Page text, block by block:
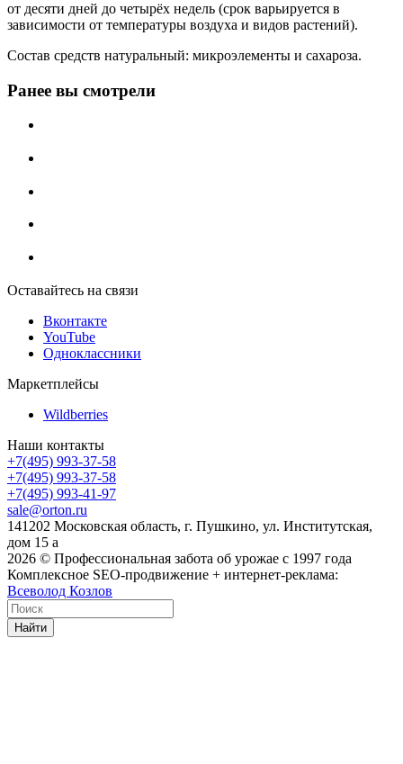
от десяти дней до четырёх недель (срок варьируется в
зависимости от температуры воздуха и видов растений).
Состав средств натуральный: микроэлементы и сахароза.
Ранее вы смотрели
Оставайтесь на связи
Вконтакте
YouTube
Одноклассники
Маркетплейсы
Wildberries
Наши контакты
+7(495) 993-37-58
+7(495) 993-37-58
+7(495) 993-41-97
sale@orton.ru
141202 Московская область, г. Пушкино, ул. Институтская,
дом 15 а
2026 © Профессиональная забота об урожае с 1997 года
Комплексное SEO-продвижение + интернет-реклама:
Всеволод Козлов
Найти